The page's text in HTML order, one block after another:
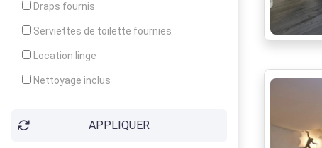
Draps fournis
Serviettes de toilette fournies
Location linge
Nettoyage inclus
Garde d'enfantsAPPLIQUER